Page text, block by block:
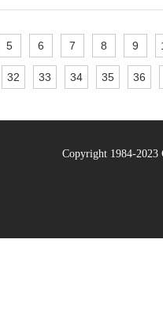
5 6 7 8 9
32 33 34 35 36
Copyright 1984-